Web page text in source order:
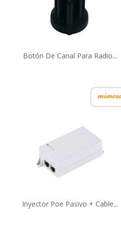
Botón De Canal Para Radio...
Inyector Poe Pasivo + Cable...